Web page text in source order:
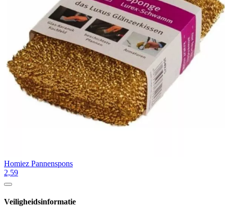
Homiez Pannenspons
2,59
Veiligheidsinformatie